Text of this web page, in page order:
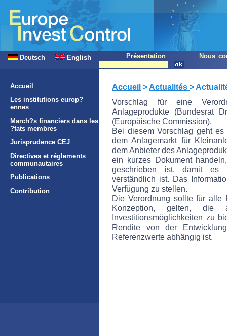
Deutsch English Présentation Nous
Accueil
Les institutions europ?
ennes
March?s financiers dans les
?tats membres
Jurisprudence CEJ
Directives et réglements
communautaires
Publications
Contribution
Accueil > Actualités >
Vorschlag für eine
Anlageprodukte (Bundesrat
(Europäische Commission).
Bei diesem Vorschlag geht
dem Anlagemarkt für
dem Anbieter des
ein kurzes Dokument
geschrieben ist, damit es
verständlich ist. Das
Verfügung zu stellen.
Die Verordnung sollte für alle
Konzeption, gelten, die
Investitionsmöglichkeiten zu
Rendite von der
Referenzwerte abhängig ist.